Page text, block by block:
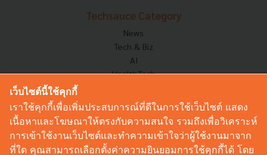
Techsauce Category
News
Tech & Biz
AI
HealthTech
Corp Innov
Saucy Thoughts
Sustainable
เว็บไซต์นี้ใช้คุกกี้
เราใช้คุกกี้เพื่อเพิ่มประสบการณ์ที่ดีในการใช้เว็บไซต์ แสดง
เนื้อหาและโฆษณาให้ตรงกับความสนใจ รวมถึงเพื่อวิเคราะห์
การเข้าใช้งานเว็บไซต์และทำความเข้าใจว่าผู้ใช้งานมาจาก
ที่ใด คุณสามารถเลือกตั้งค่าความยินยอมการใช้คุกกี้ได้ โดย